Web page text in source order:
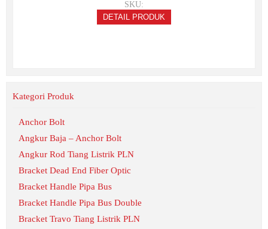
SKU:
DETAIL PRODUK
Kategori Produk
Anchor Bolt
Angkur Baja – Anchor Bolt
Angkur Rod Tiang Listrik PLN
Bracket Dead End Fiber Optic
Bracket Handle Pipa Bus
Bracket Handle Pipa Bus Double
Bracket Travo Tiang Listrik PLN